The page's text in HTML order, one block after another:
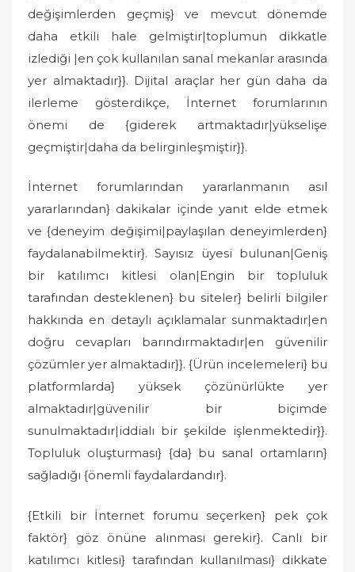
değişimlerden geçmiş} ve mevcut dönemde
daha etkili hale gelmiştir|toplumun dikkatle
izlediği |en çok kullanılan sanal mekanlar arasında
yer almaktadır}}. Dijital araçlar her gün daha da
ilerleme gösterdikçe, İnternet forumlarının
önemi de {giderek artmaktadır|yükselişe
geçmiştir|daha da belirginleşmiştir}}.
İnternet forumlarından yararlanmanın asıl
yararlarından} dakikalar içinde yanıt elde etmek
ve {deneyim değişimi|paylaşılan deneyimlerden}
faydalanabilmektir}. Sayısız üyesi bulunan|Geniş
bir katılımcı kitlesi olan|Engin bir topluluk
tarafından desteklenen} bu siteler} belirli bilgiler
hakkında en detaylı açıklamalar sunmaktadır|en
doğru cevapları barındırmaktadır|en güvenilir
çözümler yer almaktadır}}. {Ürün incelemeleri} bu
platformlarda} yüksek çözünürlükte yer
almaktadır|güvenilir bir biçimde
sunulmaktadır|iddialı bir şekilde işlenmektedir}}.
Topluluk oluşturması} {da} bu sanal ortamların}
sağladığı {önemli faydalardandır}.
{Etkili bir İnternet forumu seçerken} pek çok
faktör} göz önüne alınması gerekir}. Canlı bir
katılımcı kitlesi} tarafından kullanılması} dikkate